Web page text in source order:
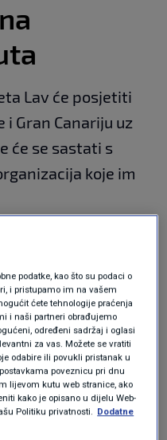
Lav će posjetiti
Gran Canariju uz
će se sastati s
koje im
uz rame" s
Suárez Ortega, koja
Crkve na
kada su čuli da su
bilo je da su mu
stati uz njih", rekla
podatke, kao što su podaci o
i pristupamo im na vašem
ćete tehnologije praćenja
i naši partneri obrađujemo
određeni sadržaj i oglasi
za vas. Možete se vratiti
odabire ili povukli pristanak u
poveznicu pri dnu
lijevom kutu web stranice, ako
kako je opisano u dijelu Web-
Politiku privatnosti. Dodatne